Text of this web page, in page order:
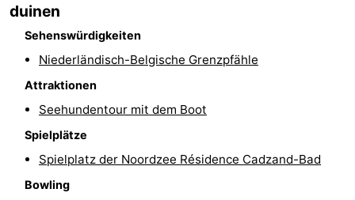
tun
Museen
-
Denkmäler
Mühlen
Aussichtspunkte
Attraktionen
Rundfahrten
duinen
Sehenswürdigkeiten
Niederländisch-Belgische Grenzpfähle
Attraktionen
Seehundentour mit dem Boot
Spielplätze
Spielplatz der Noordzee Résidence Cadzand-Bad
Bowling